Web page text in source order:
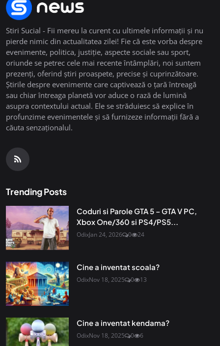
Stiri Sucial - Fii mereu la curent cu ultimele informații și nu
pierde nimic din actualitatea zilei! Fie că este vorba despre
evenimente, politica, justiție, aspecte sociale sau sport,
oriunde se petrec cele mai recente întâmplări, noi suntem
prezenți, oferind știri proaspete, precise și cuprinzătoare.
Știrile despre evenimente care captivează o țară întreagă
sau chiar întreaga planetă vor aduce o rază de lumină
asupra contextului actual. Ele se străduiesc să explice în
profunzime evenimentele și să furnizeze informații fără a
căuta senzaționalul.
Trending Posts
Coduri si Parole GTA 5 – GTA V PC,
Xbox One/360 si PS4/PS5...
OdixJan 24, 2026 0 24
Cine a inventat scoala?
OdixNov 18, 2025 0 13
Cine a inventat kendama?
OdixNov 18, 2025 0 6